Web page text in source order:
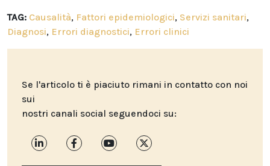
TAG: Causalità, Fattori epidemiologici, Servizi sanitari,
Diagnosi, Errori diagnostici, Errori clinici
Se l'articolo ti è piaciuto rimani in contatto con noi
sui
nostri canali social seguendoci su: